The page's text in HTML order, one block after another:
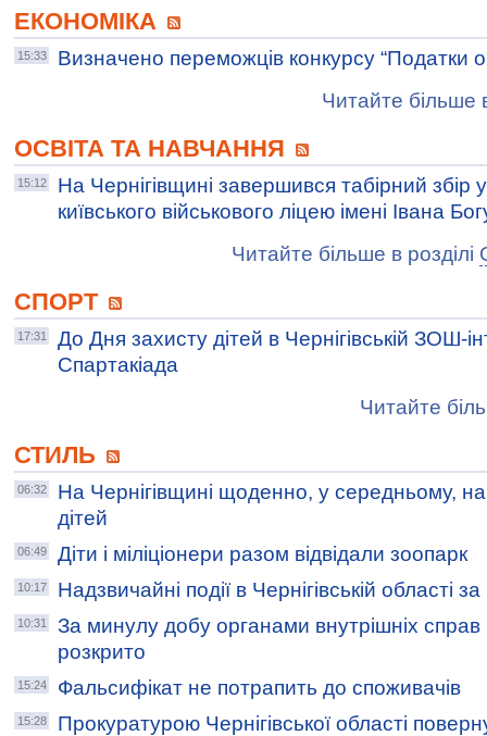
ЕКОНОМІКА
15:33
Визначено переможців конкурсу “Податки
Читайте більше
ОСВІТА ТА НАВЧАННЯ
15:12
На Чернігівщині завершився табірний збір
київського військового ліцею імені Івана
Читайте більше в розділі
СПОРТ
17:31
До Дня захисту дітей в Чернігівській ЗОШ-
Спартакіада
Читайте
СТИЛЬ
06:32
На Чернігівщині щоденно, у середньому,
дітей
06:49 Діти і міліціонери разом відвідали зоопарк
10:17 Надзвичайні події в Чернігівській області
10:31
За минулу добу органами внутрішніх справ
розкрито
15:24 Фальсифікат не потрапить до споживачів
15:28
Прокуратурою Чернігівської області